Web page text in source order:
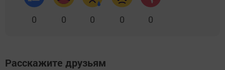
0 0 0 0 0
Расскажите друзьям